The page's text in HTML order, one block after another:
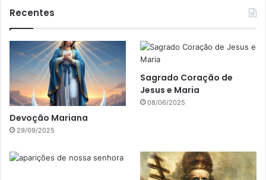
Recentes
Devoção Mariana
29/09/2025
Sagrado Coração de
Jesus e Maria
08/06/2025